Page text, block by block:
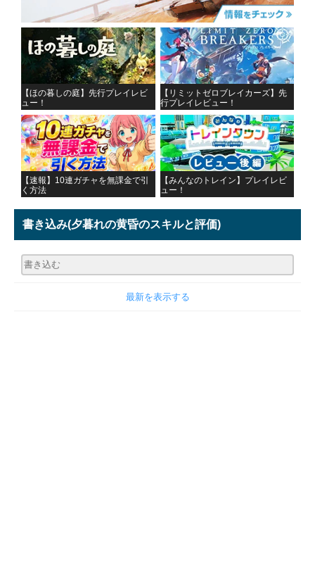
【ほの暮しの庭】先行プレイレビ
ュー！
【リミットゼロブレイカーズ】先
行プレイレビュー！
【速報】10連ガチャを無課金で引
く方法
【みんなのトレイン】プレイレビ
ュー！
書き込み(夕暮れの黄昏のスキルと評価)
最新を表示する